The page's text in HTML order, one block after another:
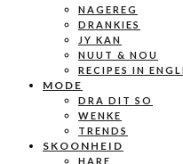
NAGEREG
DRANKIES
JY KAN
NUUT & NOU
RECIPES IN
MODE
DRA DIT SO
WENKE
TRENDS
SKOONHEID
HARE